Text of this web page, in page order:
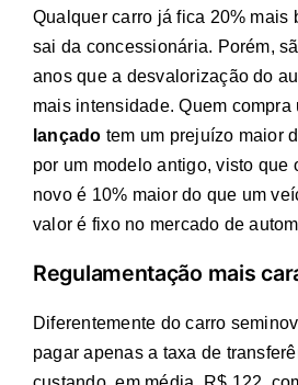
Qualquer carro já fica 20% mais
sai da concessionária. Porém,
anos que a desvalorização do
mais intensidade. Quem compra
lançado tem um prejuízo maior
por um modelo antigo, visto que
novo é 10% maior do que um
valor é fixo no mercado de
Regulamentação mais
Diferentemente do carro
pagar apenas a taxa de